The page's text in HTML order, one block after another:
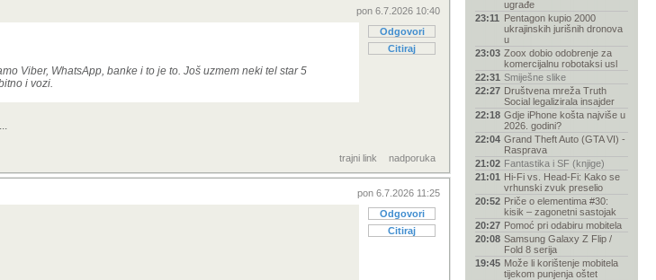
pon 6.7.2026 10:40
Odgovori
Citiraj
Viber, WhatsApp, banke i to je to. Još uzmem neki tel star 5
i vozi.
trajni link nadporuka
pon 6.7.2026 11:25
Odgovori
Citiraj
ugrađe
23:11 Pentagon kupio 2000
ukrajinskih jurišnih dronova
u
23:03 Zoox dobio odobrenje za
komercijalnu robotaksi usl
22:31 Smiješne slike
22:27 Društvena mreža Truth
Social legalizirala insajder
22:18 Gdje iPhone košta najviše u
2026. godini?
22:04 Grand Theft Auto (GTA VI) -
Rasprava
21:02 Fantastika i SF (knjige)
21:01 Hi-Fi vs. Head-Fi: Kako se
vrhunski zvuk preselio
20:52 Priče o elementima #30:
kisik – zagonetni sastojak
20:27 Pomoć pri odabiru mobitela
20:08 Samsung Galaxy Z Flip /
Fold 8 serija
19:45 Može li korištenje mobitela
tijekom punjenja oštet